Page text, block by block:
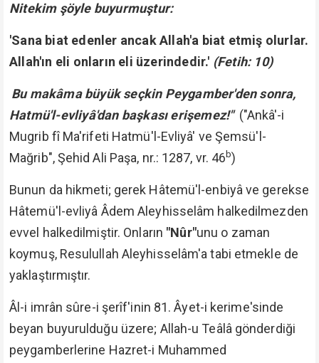
Nitekim şöyle buyurmuştur:
'Sana biat edenler ancak Allah'a biat etmiş olurlar.
Allah'ın eli onların eli üzerindedir.' (Fetih: 10)
Bu makâma büyük seçkin Peygamber'den sonra,
Hatmü'l-evliyâ'dan başkası erişemez!" ("Ankâ'-i
Mugrib fî Ma'rifeti Hatmü'l-Evliyâ' ve Şemsü'l-
Mağrib", Şehid Ali Paşa, nr.: 1287, vr. 46b)
Bunun da hikmeti; gerek Hâtemü'l-enbiyâ ve gerekse
Hâtemü'l-evliyâ Âdem Aleyhisselâm halkedilmezden
evvel halkedilmiştir. Onların "Nûr"unu o zaman
koymuş, Resulullah Aleyhisselâm'a tabi etmekle de
yaklaştırmıştır.
Âl-i imrân sûre-i şerîf'inin 81. Âyet-i kerime'sinde
beyan buyurulduğu üzere; Allah-u Teâlâ gönderdiği
peygamberlerine Hazret-i Muhammed